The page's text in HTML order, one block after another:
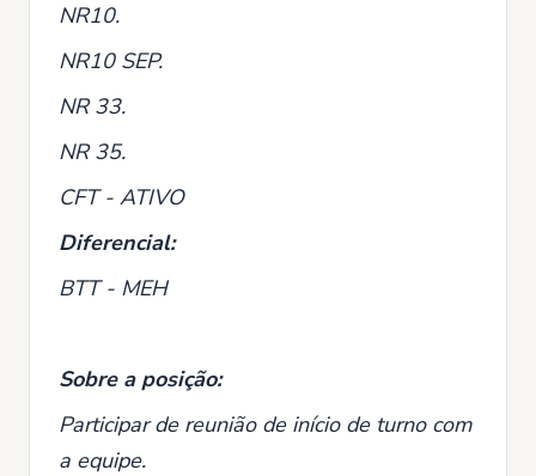
NR10.
NR10 SEP.
NR 33.
NR 35.
CFT - ATIVO
Diferencial:
BTT - MEH
Sobre a posição:
Participar de reunião de início de turno com
a equipe.